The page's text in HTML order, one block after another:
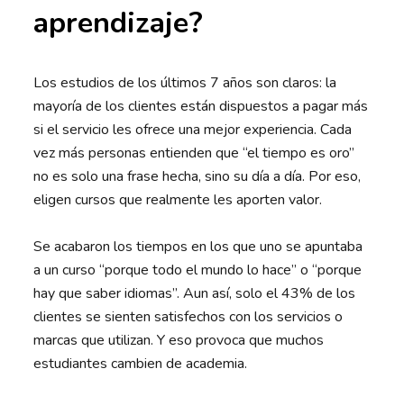
aprendizaje?
Los estudios de los últimos 7 años son claros: la
mayoría de los clientes están dispuestos a pagar más
si el servicio les ofrece una mejor experiencia. Cada
vez más personas entienden que “el tiempo es oro”
no es solo una frase hecha, sino su día a día. Por eso,
eligen cursos que realmente les aporten valor.
Se acabaron los tiempos en los que uno se apuntaba
a un curso “porque todo el mundo lo hace” o “porque
hay que saber idiomas”. Aun así, solo el 43% de los
clientes se sienten satisfechos con los servicios o
marcas que utilizan. Y eso provoca que muchos
estudiantes cambien de academia.